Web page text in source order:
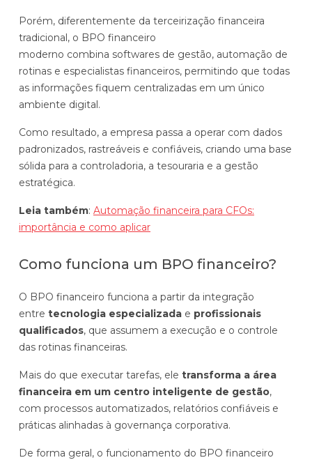
Porém, diferentemente da terceirização financeira
tradicional, o BPO financeiro
moderno combina softwares de gestão, automação de
rotinas e especialistas financeiros, permitindo que todas
as informações fiquem centralizadas em um único
ambiente digital.
Como resultado, a empresa passa a operar com dados
padronizados, rastreáveis e confiáveis, criando uma base
sólida para a controladoria, a tesouraria e a gestão
estratégica.
Leia também: Automação financeira para CFOs:
importância e como aplicar
Como funciona um BPO financeiro?
O BPO financeiro funciona a partir da integração
entre tecnologia especializada e profissionais
qualificados, que assumem a execução e o controle
das rotinas financeiras.
Mais do que executar tarefas, ele transforma a área
financeira em um centro inteligente de gestão,
com processos automatizados, relatórios confiáveis e
práticas alinhadas à governança corporativa.
De forma geral, o funcionamento do BPO financeiro